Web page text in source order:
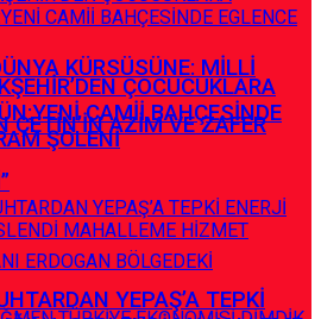
KÜRSÜSÜNE: MİLLİ
ÇETİN’İN AZİM VE ZAFER
ÇOCUCUKLARA
CAMİİ BAHÇESİNDE
ŞÖLENİ
YEPAŞ’A TEPKİ